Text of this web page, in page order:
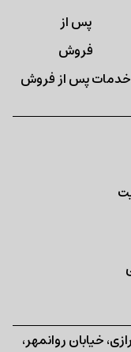
خدمات پس از فروش
خیابان روانمهر،